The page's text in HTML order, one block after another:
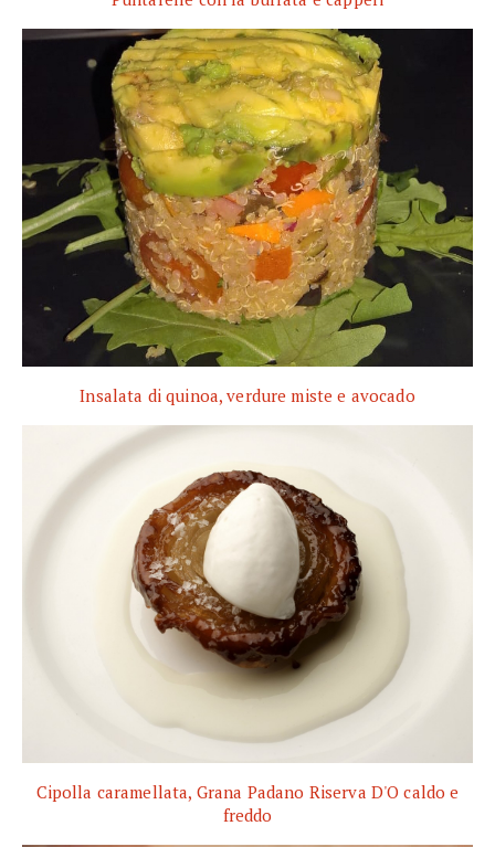
Insalata di quinoa, verdure miste e avocado
Cipolla caramellata, Grana Padano Riserva D'O caldo e
freddo